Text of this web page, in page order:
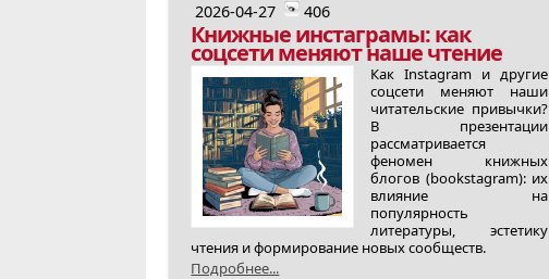
2026-04-27 406
Книжные инстаграмы: как
соцсети меняют наше чтение
Как Instagram и другие
соцсети меняют наши
читательские привычки?
В презентации
рассматривается
феномен книжных
блогов (bookstagram): их
влияние на
популярность
литературы, эстетику
чтения и формирование новых сообществ.
Подробнее...